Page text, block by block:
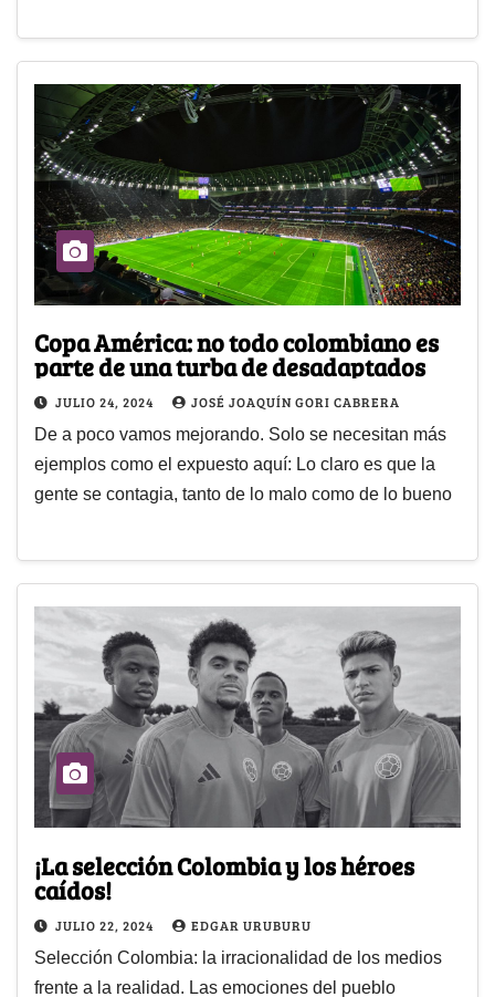
Copa América: no todo colombiano es
parte de una turba de desadaptados
JULIO 24, 2024 JOSÉ JOAQUÍN GORI CABRERA
De a poco vamos mejorando. Solo se necesitan más
ejemplos como el expuesto aquí: Lo claro es que la
gente se contagia, tanto de lo malo como de lo bueno
¡La selección Colombia y los héroes
caídos!
JULIO 22, 2024 EDGAR URUBURU
Selección Colombia: la irracionalidad de los medios
frente a la realidad. Las emociones del pueblo